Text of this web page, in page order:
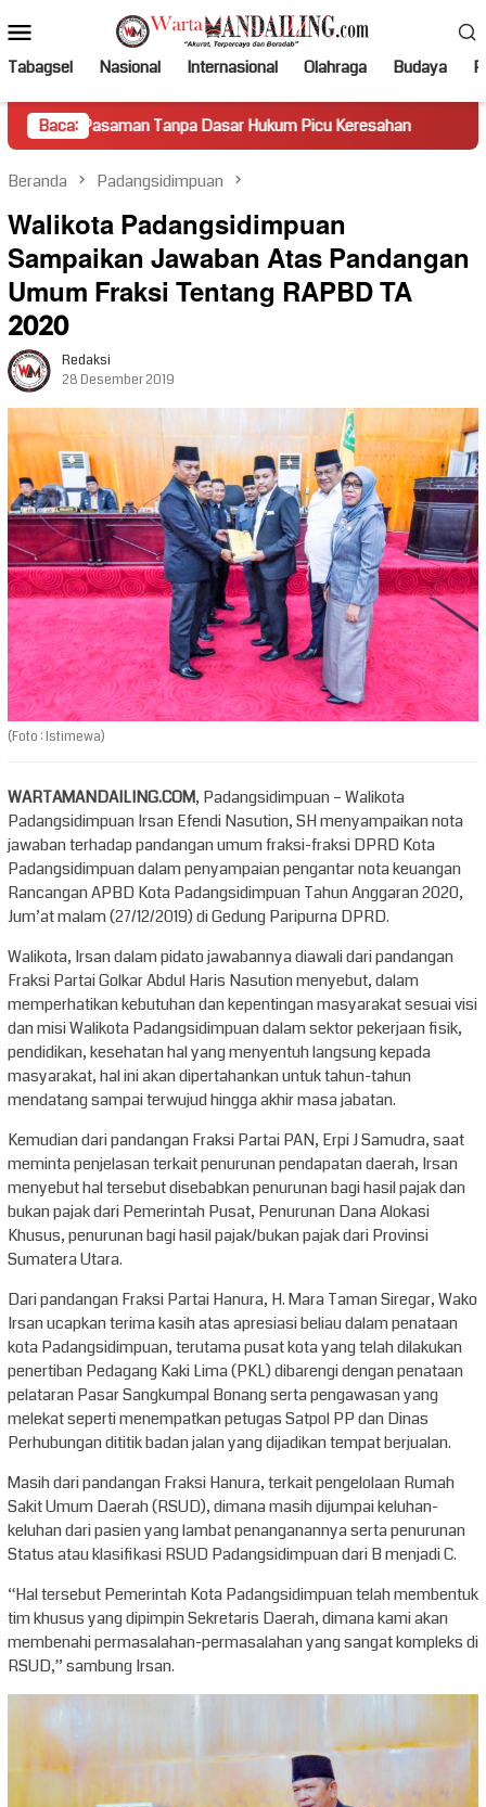
ke
kontenMobile
Tabagsel Nasional Internasional Olahraga Budaya
Baca:
Tanpa Dasar Hukum Picu Keresahan Truk Miring
Beranda Padangsidimpuan
Walikota Padangsidimpuan
Sampaikan Jawaban Atas Pandangan
Umum Fraksi Tentang RAPBD TA
2020
Redaksi
28 Desember 2019
(Foto : Istimewa)
WARTAMANDAILING.COM, Padangsidimpuan – Walikota
Padangsidimpuan Irsan Efendi Nasution, SH menyampaikan nota
jawaban terhadap pandangan umum fraksi-fraksi DPRD Kota
Padangsidimpuan dalam penyampaian pengantar nota keuangan
Rancangan APBD Kota Padangsidimpuan Tahun Anggaran 2020,
Jum’at malam (27/12/2019) di Gedung Paripurna DPRD.
Walikota, Irsan dalam pidato jawabannya diawali dari pandangan
Fraksi Partai Golkar Abdul Haris Nasution menyebut, dalam
memperhatikan kebutuhan dan kepentingan masyarakat sesuai visi
dan misi Walikota Padangsidimpuan dalam sektor pekerjaan fisik,
pendidikan, kesehatan hal yang menyentuh langsung kepada
masyarakat, hal ini akan dipertahankan untuk tahun-tahun
mendatang sampai terwujud hingga akhir masa jabatan.
Kemudian dari pandangan Fraksi Partai PAN, Erpi J Samudra, saat
meminta penjelasan terkait penurunan pendapatan daerah, Irsan
menyebut hal tersebut disebabkan penurunan bagi hasil pajak dan
bukan pajak dari Pemerintah Pusat, Penurunan Dana Alokasi
Khusus, penurunan bagi hasil pajak/bukan pajak dari Provinsi
Sumatera Utara.
Dari pandangan Fraksi Partai Hanura, H. Mara Taman Siregar, Wako
Irsan ucapkan terima kasih atas apresiasi beliau dalam penataan
kota Padangsidimpuan, terutama pusat kota yang telah dilakukan
penertiban Pedagang Kaki Lima (PKL) dibarengi dengan penataan
pelataran Pasar Sangkumpal Bonang serta pengawasan yang
melekat seperti menempatkan petugas Satpol PP dan Dinas
Perhubungan dititik badan jalan yang dijadikan tempat berjualan.
Masih dari pandangan Fraksi Hanura, terkait pengelolaan Rumah
Sakit Umum Daerah (RSUD), dimana masih dijumpai keluhan-
keluhan dari pasien yang lambat penanganannya serta penurunan
Status atau klasifikasi RSUD Padangsidimpuan dari B menjadi C.
“Hal tersebut Pemerintah Kota Padangsidimpuan telah membentuk
tim khusus yang dipimpin Sekretaris Daerah, dimana kami akan
membenahi permasalahan-permasalahan yang sangat kompleks di
RSUD,” sambung Irsan.